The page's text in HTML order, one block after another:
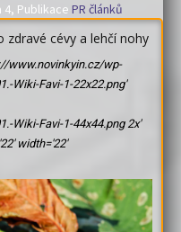
Publikace PR článků
zdravé cévy a lehčí nohy
www.novinkyin.cz/wp-
Wiki-Favi-1-22x22.png'
Wiki-Favi-1-44x44.png 2x'
width='22'